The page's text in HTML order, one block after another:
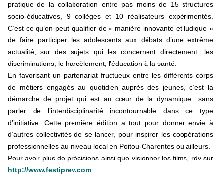
pratique de la collaboration entre pas moins de 15 structures
socio-éducatives, 9 collèges et 10 réalisateurs expérimentés.
C’est ce qu’on peut qualifier de « manière innovante et ludique »
de faire participer les adolescents aux débats d’une extrême
actualité, sur des sujets qui les concernent directement…les
discriminations, le harcèlement, l’éducation à la santé.
En favorisant un partenariat fructueux entre les différents corps
de métiers engagés au quotidien auprès des jeunes, c’est la
démarche de projet qui est au cœur de la dynamique…sans
parler de l’interdisciplinarité incontournable dans ce type
d’initiative. Cette première édition a tout pour donner envie à
d’autres collectivités de se lancer, pour inspirer les coopérations
professionnelles au niveau local en Poitou-Charentes ou ailleurs.
Pour avoir plus de précisions ainsi que visionner les films, rdv sur
http://www.festiprev.com